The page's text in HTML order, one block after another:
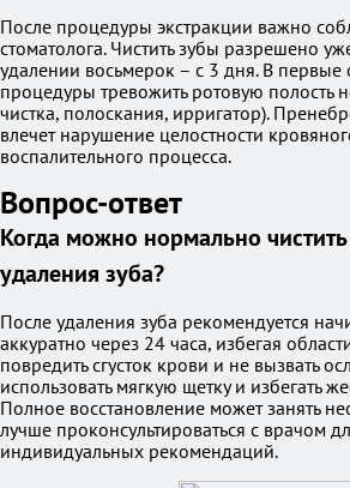
После процедуры экстракции важно
стоматолога. Чистить зубы разрешено
удалении восьмерок – с 3 дня. В первые
процедуры тревожить ротовую полость
чистка, полоскания, ирригатор).
влечет нарушение целостности
воспалительного процесса.
Вопрос-ответ
Когда можно нормально
удаления зуба?
После удаления зуба рекомендуется
аккуратно через 24 часа, избегая
повредить сгусток крови и не вызвать
использовать мягкую щетку и избегать
Полное восстановление может занять
лучше проконсультироваться с врачом
индивидуальных рекомендаций.